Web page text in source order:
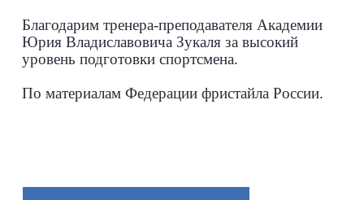
Благодарим тренера-преподавателя Академии
Юрия Владиславовича Зукаля за высокий
уровень подготовки спортсмена.
По материалам Федерации фристайла России.